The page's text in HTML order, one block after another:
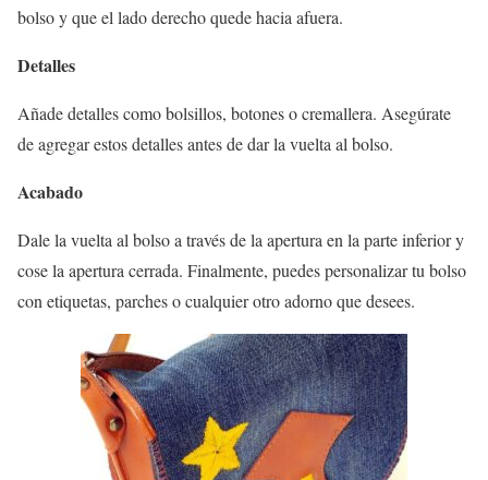
bolso y que el lado derecho quede hacia afuera.
Detalles
Añade detalles como bolsillos, botones o cremallera. Asegúrate
de agregar estos detalles antes de dar la vuelta al bolso.
Acabado
Dale la vuelta al bolso a través de la apertura en la parte inferior y
cose la apertura cerrada. Finalmente, puedes personalizar tu bolso
con etiquetas, parches o cualquier otro adorno que desees.